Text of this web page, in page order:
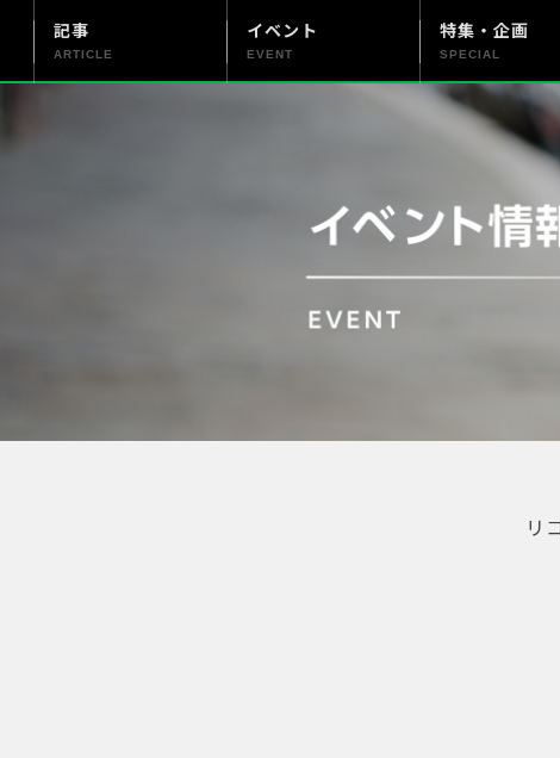
記事
ARTICLE
イベント
EVENT
特集・企画
SPECIAL
リ